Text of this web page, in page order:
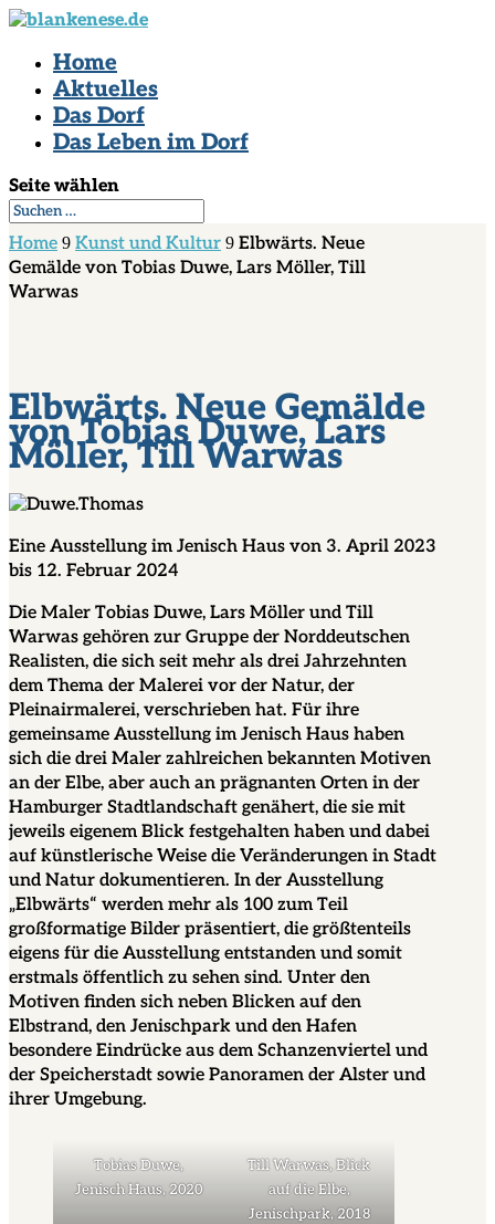
Home
Aktuelles
Das Dorf
Das Leben im Dorf
Seite wählen
Home 9 Kunst und Kultur 9 Elbwärts. Neue
Gemälde von Tobias Duwe, Lars Möller, Till
Warwas
Elbwärts. Neue Gemälde
von Tobias Duwe, Lars
Möller, Till Warwas
Eine Ausstellung im Jenisch Haus von 3. April 2023
bis 12. Februar 2024
Die Maler Tobias Duwe, Lars Möller und Till
Warwas gehören zur Gruppe der Norddeutschen
Realisten, die sich seit mehr als drei Jahrzehnten
dem Thema der Malerei vor der Natur, der
Pleinairmalerei, verschrieben hat. Für ihre
gemeinsame Ausstellung im Jenisch Haus haben
sich die drei Maler zahlreichen bekannten Motiven
an der Elbe, aber auch an prägnanten Orten in der
Hamburger Stadtlandschaft genähert, die sie mit
jeweils eigenem Blick festgehalten haben und dabei
auf künstlerische Weise die Veränderungen in Stadt
und Natur dokumentieren. In der Ausstellung
„Elbwärts“ werden mehr als 100 zum Teil
großformatige Bilder präsentiert, die größtenteils
eigens für die Ausstellung entstanden und somit
erstmals öffentlich zu sehen sind. Unter den
Motiven finden sich neben Blicken auf den
Elbstrand, den Jenischpark und den Hafen
besondere Eindrücke aus dem Schanzenviertel und
der Speicherstadt sowie Panoramen der Alster und
ihrer Umgebung.
Tobias Duwe,
Jenisch Haus, 2020
Till Warwas, Blick
auf die Elbe,
Jenischpark, 2018